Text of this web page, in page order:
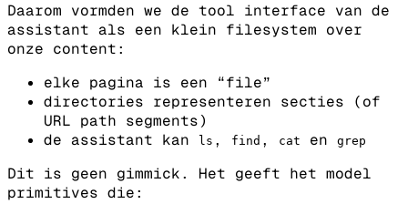
Daarom vormden we de tool interface van de
assistant als een klein filesystem over
onze content:
elke pagina is een “file”
directories representeren secties (of
URL path segments)
de assistant kan
ls , find , cat en grep
Dit is geen gimmick. Het geeft het model
primitives die: